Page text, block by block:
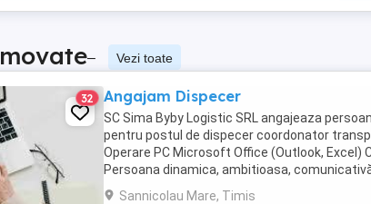
– Vezi toate
32 Angajam Dispecer
SC Sima Byby Logistic SRL angajeaza
pentru postul de dispecer coordonator
Operare PC Microsoft Office (Outlook, Excel)
Persoana dinamica, ambitioasa,
organizare și planificare, atentă ...
Sannicolau Mare, Timis